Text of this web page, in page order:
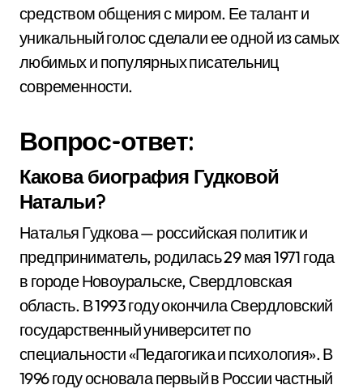
средством общения с миром. Ее талант и
уникальный голос сделали ее одной из самых
любимых и популярных писательниц
современности.
Вопрос-ответ:
Какова биография Гудковой
Натальи?
Наталья Гудкова — российская политик и
предприниматель, родилась 29 мая 1971 года
в городе Новоуральске, Свердловская
область. В 1993 году окончила Свердловский
государственный университет по
специальности «Педагогика и психология». В
1996 году основала первый в России частный